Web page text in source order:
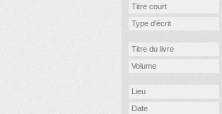
Titre court
Type d'écrit
Titre du livre
Volume
Lieu
Date